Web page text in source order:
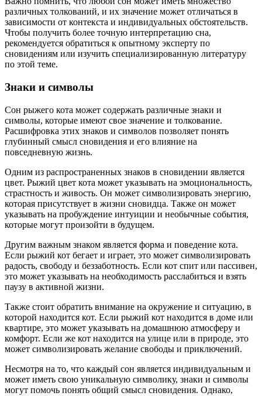
различных толкований, и их значение может отличаться в
зависимости от контекста и индивидуальных обстоятельств.
Чтобы получить более точную интерпретацию сна,
рекомендуется обратиться к опытному эксперту по
сновидениям или изучить специализированную литературу
по этой теме.
Знаки и символы
Сон рыжего кота может содержать различные знаки и
символы, которые имеют свое значение и толкование.
Расшифровка этих знаков и символов позволяет понять
глубинный смысл сновидения и его влияние на
повседневную жизнь.
Одним из распространенных знаков в сновидении является
цвет. Рыжий цвет кота может указывать на эмоциональность,
страстность и живость. Он может символизировать энергию,
которая присутствует в жизни сновидца. Также он может
указывать на пробуждение интуиции и необычные события,
которые могут произойти в будущем.
Другим важным знаком является форма и поведение кота.
Если рыжий кот бегает и играет, это может символизировать
радость, свободу и беззаботность. Если кот спит или пассивен,
это может указывать на необходимость расслабиться и взять
паузу в активной жизни.
Также стоит обратить внимание на окружение и ситуацию, в
которой находится кот. Если рыжий кот находится в доме или
квартире, это может указывать на домашнюю атмосферу и
комфорт. Если же кот находится на улице или в природе, это
может символизировать желание свободы и приключений.
Несмотря на то, что каждый сон является индивидуальным и
может иметь свою уникальную символику, знаки и символы
могут помочь понять общий смысл сновидения. Однако,